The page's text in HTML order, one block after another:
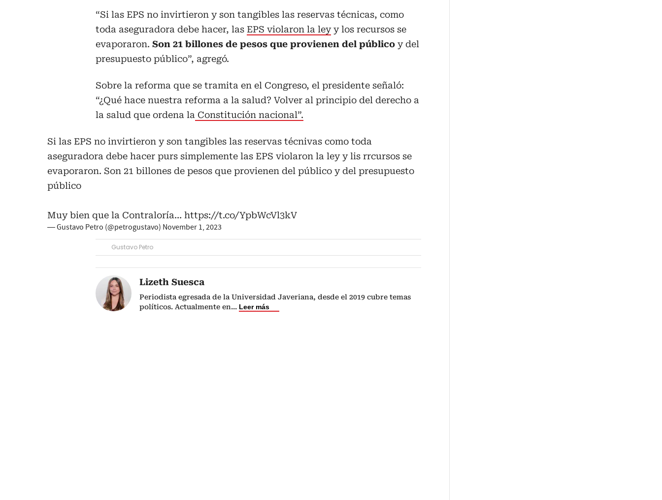
“Si las EPS no invirtieron y son tangibles las reservas técnicas, como
toda aseguradora debe hacer, las EPS violaron la leyy los recursos se
evaporaron. Son 21 billones de pesos que provienen del público y del
presupuesto público”, agregó.
Sobre la reforma que se tramita en el Congreso, el presidente señaló:
“¿Qué hace nuestra reforma a la salud? Volver al principio del derecho a
la salud que ordena la Constitución nacional”.
Si las EPS no invirtieron y son tangibles las reservas técnivas como toda
aseguradora debe hacer purs simplemente las EPS violaron la ley y lis rrcursos se
evaporaron. Son 21 billones de pesos que provienen del público y del presupuesto
público
Muy bien que la Contraloría… https://t.co/YpbWcVl3kV
— Gustavo Petro (@petrogustavo) November 1, 2023
Gustavo Petro
Lizeth Suesca
Periodista egresada de la Universidad Javeriana, desde el 2019 cubre temas
políticos. Actualmente en... Leer más